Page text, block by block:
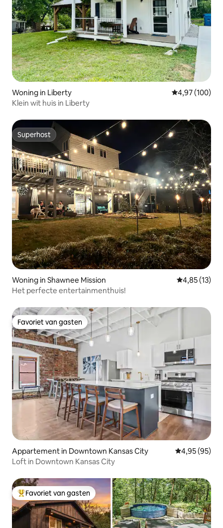
Woning in Liberty Gemiddelde
4,97 (100)
Klein wit huis in Liberty
Superhost
Superhost
Woning in Shawnee Mission Gemiddelde
4,85 (13)
Het perfecte entertainmenthuis!
Favoriet van gasten
Favoriet van gasten
Appartement in Downtown Kansas City Gemiddelde
4,95 (95)
Loft in Downtown Kansas City
Topfavoriet van gasten
Favoriet van gasten